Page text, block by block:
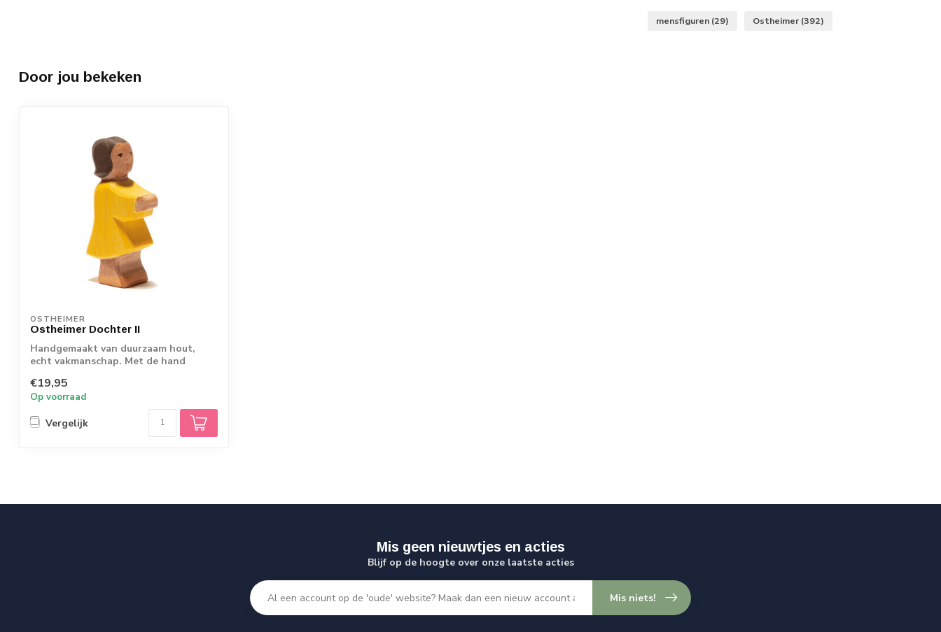
mensfiguren (29) Ostheimer (392)
Door jou bekeken
OSTHEIMER
Ostheimer Dochter II
Handgemaakt van duurzaam hout,
echt vakmanschap. Met de hand
€19,95
Op voorraad
Vergelijk
Mis geen nieuwtjes en acties
Blijf op de hoogte over onze laatste acties
Mis niets!